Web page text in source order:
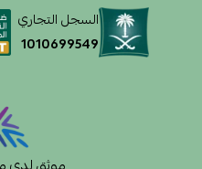
السجل التجاري
1010699549